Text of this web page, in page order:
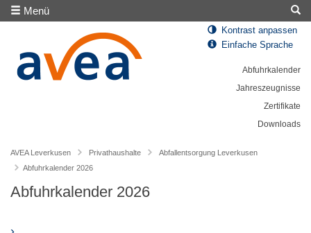
Menü
Kontrast anpassen
Einfache Sprache
Abfuhrkalender
Jahreszeugnisse
Zertifikate
Downloads
AVEA Leverkusen Privathaushalte
Abfallentsorgung Leverkusen
Abfuhrkalender 2026
Abfuhrkalender 2026